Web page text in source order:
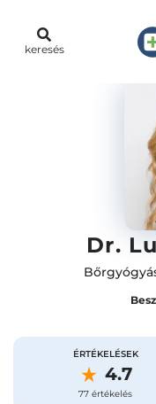
keresés
Dr.
ÉRTÉKELÉSEK
4.7
77 értékelés